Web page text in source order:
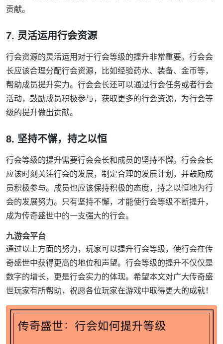
贡献。
7. 灵活运用行会资源
行会资源的灵活运用对于行会等级的提升非常重要。行会会
长应该合理分配行会资源，比如经验药水、装备、金币等，
帮助成员提升实力。行会会长还可以通过行会任务或者行会
活动，鼓励成员积极参与，获取更多的行会资源，为行会等
级的提升做出贡献。
8. 坚持不懈，持之以恒
行会等级的提升需要行会会长和成员的坚持不懈。行会会长
应该时刻关注行会的发展，制定合理的发展计划，并鼓励成
员积极参与。成员也应该保持积极的态度，持之以恒地为行
会的发展努力。只有坚持不懈，才能使行会等级不断提升，
成为传奇盛世中的一支强大的行会。
九游会平台
通过以上方面的努力，玩家可以提升行会等级，使行会在传
奇盛世中获得更高的地位和声望。行会等级的提升不仅仅是
数字的增长，更是行会实力的体现。希望本文对广大传奇盛
世玩家有所帮助，祝愿各位玩家在游戏中取得更大的成就！